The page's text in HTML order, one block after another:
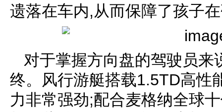
遗落在车内,从而保障了孩子
对于掌握方向盘的驾驶员
终。风行游艇搭载1.5TD高性
力非常强劲;配合麦格纳全球